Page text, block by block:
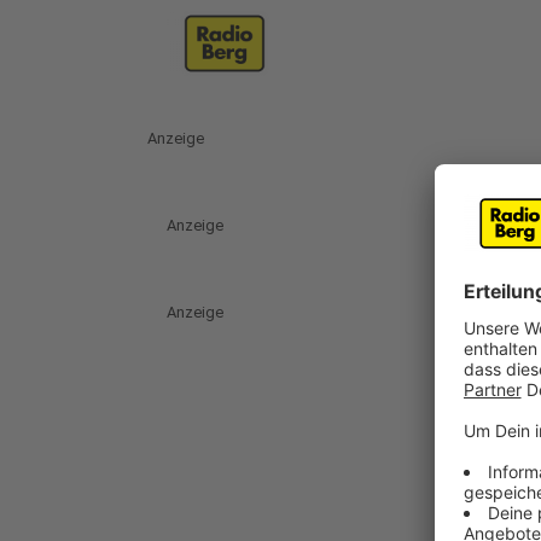
Anzeige
Anzeige
Anzeige